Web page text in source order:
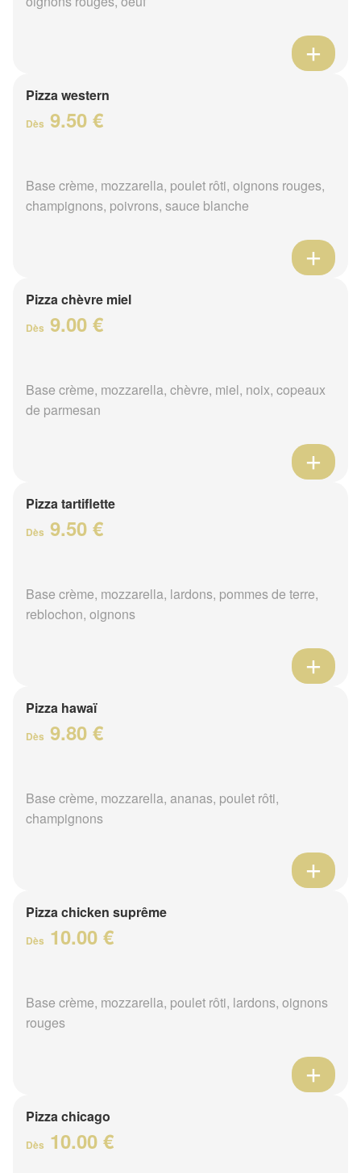
Pizza western
Dès 9.50 €
Base crème, mozzarella, poulet rôti, oignons rouges,
champignons, poivrons, sauce blanche
Pizza chèvre miel
Dès 9.00 €
Base crème, mozzarella, chèvre, miel, noix, copeaux
de parmesan
Pizza tartiflette
Dès 9.50 €
Base crème, mozzarella, lardons, pommes de terre,
reblochon, oignons
Pizza hawaï
Dès 9.80 €
Base crème, mozzarella, ananas, poulet rôti,
champignons
Pizza chicken suprême
Dès 10.00 €
Base crème, mozzarella, poulet rôti, lardons, oignons
rouges
Pizza chicago
Dès 10.00 €